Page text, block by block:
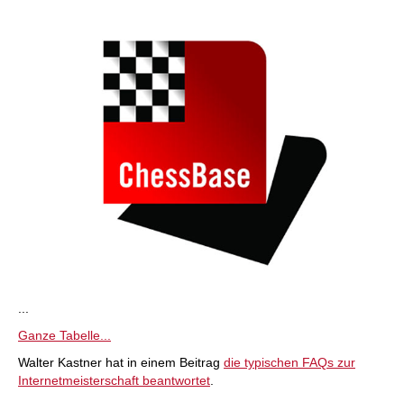
Ganze Tabelle...
Walter Kastner hat in einem Beitrag die typischen FAQs zur
Internetmeisterschaft beantwortet